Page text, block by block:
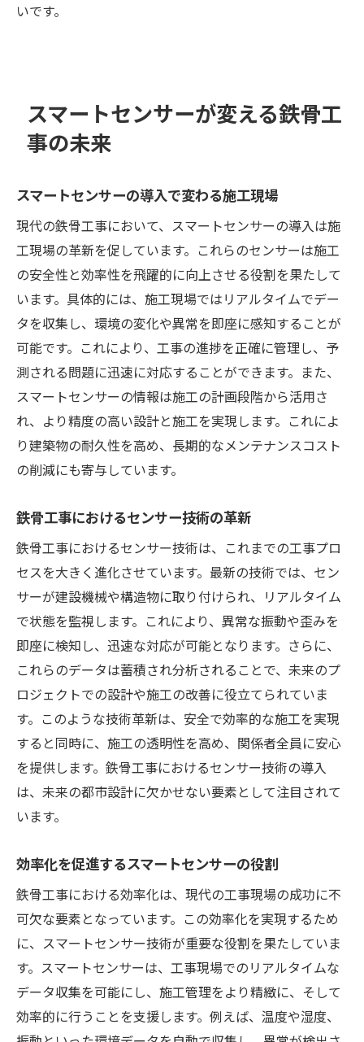
いです。
スマートセンサーが変える鉄骨工
事の未来
スマートセンサーの導入で変わる施工現場
現代の鉄骨工事において、スマートセンサーの導入は施
工現場の革新を促しています。これらのセンサーは施工
の安全性と効率性を飛躍的に向上させる役割を果たして
います。具体的には、施工現場ではリアルタイムでデー
タを収集し、環境の変化や異常を即座に感知することが
可能です。これにより、工事の進捗を正確に管理し、予
測される問題に迅速に対応することができます。また、
スマートセンサーの情報は施工の計画段階から活用さ
れ、より精度の高い設計と施工を実現します。これによ
り建築物の耐久性を高め、長期的なメンテナンスコスト
の削減にも寄与しています。
鉄骨工事におけるセンサー技術の革新
鉄骨工事におけるセンサー技術は、これまでの工事プロ
セスを大きく進化させています。最新の技術では、セン
サーが建設機械や構造物に取り付けられ、リアルタイム
で状態を監視します。これにより、異常な振動や歪みを
即座に検知し、迅速な対応が可能となります。さらに、
これらのデータは蓄積され分析されることで、未来のプ
ロジェクトでの設計や施工の改善に役立てられていま
す。このような技術革新は、安全で効率的な施工を実現
すると同時に、施工の透明性を高め、関係者全員に安心
を提供します。鉄骨工事におけるセンサー技術の導入
は、未来の都市設計に欠かせない要素として注目されて
います。
効率化を促進するスマートセンサーの役割
鉄骨工事における効率化は、現代の工事現場の成功に不
可欠な要素となっています。この効率化を実現するため
に、スマートセンサー技術が重要な役割を果たしていま
す。スマートセンサーは、工事現場でのリアルタイムな
データ収集を可能にし、施工管理をより精緻に、そして
効率的に行うことを支援します。例えば、温度や湿度、